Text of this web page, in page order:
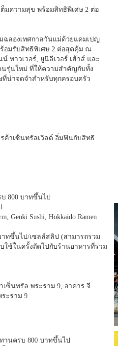
มความสุข พร้อมสิทธิพิเศษ 2 ต่อ
ลองเทศกาลวันแม่ด้วยแคมเปญ
ร้อมรับสิทธิพิเศษ 2 ต่อสุดคุ้ม ณ
ทาวเวอร์, ยูนิลีเวอร์ เฮ้าส์ และ
นรุ่นใหม่ ที่ให้ความสำคัญกับทั้ง
ที่น่าจดจำสำหรับทุกครอบครัว
รค้าเซ็นทรัลเวิลด์ อิ่มฟินกับสิทธิ
บ 800 บาทขึ้นไป
Sushi, Hokkaido Ramen
าทขึ้นไป/เซลล์สลิป (สามารถรวม
ใช้ในครั้งถัดไปกับร้านอาหารที่ร่วม
เซ็นทรัล พระราม 9, อาคาร จี
ระราม 9
ทานครบ 800 บาทขึ้นไป